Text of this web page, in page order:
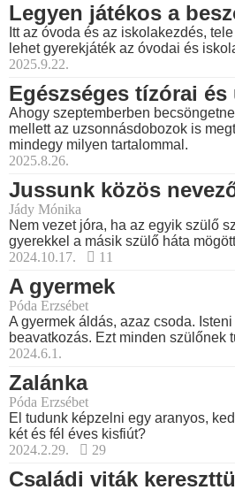
Legyen játékos a
Itt az óvoda és az iskolakezdés,
lehet gyerekjáték az óvodai és
2025.9.22.
Egészséges tízórai és
Ahogy szeptemberben
mellett az uzsonnásdobozok is
mindegy milyen tartalommal.
2025.8.26.
Jussunk közös
Jády Mónika
Nem vezet jóra, ha az egyik szülő
gyerekkel a másik szülő háta
2024.10.17.
11
A gyermek
Póda Erzsébet
A gyermek áldás, azaz csoda.
beavatkozás. Ezt minden szülőnek
2024.6.1.
Zalánka
Póda Erzsébet
El tudunk képzelni egy aranyos,
két és fél éves kisfiút?
2024.2.29.
29
Családi viták